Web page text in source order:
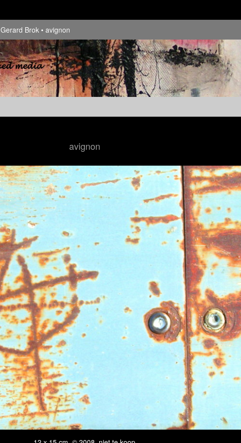
Gerard Brok avignon
avignon